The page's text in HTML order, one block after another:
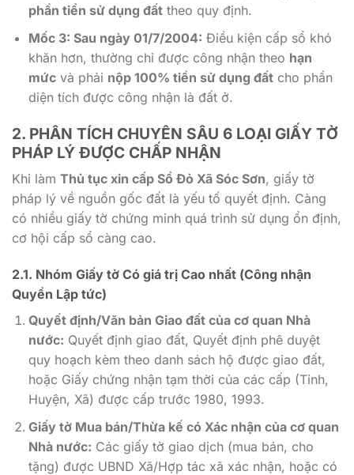
phần tiền sử dụng đấttheo quy định.
Mốc 3: Sau ngày 01/7/2004: Điều kiện cấp sổ khó
khăn hơn, thường chỉ được công nhận theo hạn
mứcvà phải nộp 100% tiền sử dụng đấtcho phần
diện tích được công nhận là đất ở.
2. PHÂN TÍCH CHUYÊN SÂU 6 LOẠI GIẤY TỜ
PHÁP LÝ ĐƯỢC CHẤP NHẬN
Khi làm Thủ tục xin cấp Sổ Đỏ Xã Sóc Sơn, giấy tờ
pháp lý về nguồn gốc đất là yếu tố quyết định. Càng
có nhiều giấy tờ chứng minh quá trình sử dụng ổn định,
cơ hội cấp sổ càng cao.
2.1. Nhóm Giấy tờ Có giá trị Cao nhất (Công nhận
Quyền Lập tức)
Quyết định/Văn bản Giao đất của cơ quan Nhà
nước: Quyết định giao đất, Quyết định phê duyệt
quy hoạch kèm theo danh sách hộ được giao đất,
hoặc Giấy chứng nhận tạm thời của các cấp (Tỉnh,
Huyện, Xã) được cấp trước 1980, 1993.
Giấy tờ Mua bán/Thừa kế có Xác nhận của cơ quan
Nhà nước: Các giấy tờ giao dịch (mua bán, cho
tặng) được UBND Xã/Hợp tác xã xác nhận, hoặc có